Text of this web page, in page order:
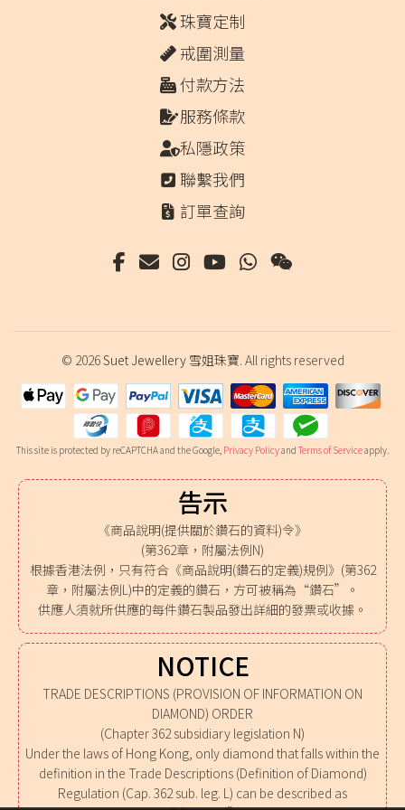
珠寶定制
戒圍測量
付款方法
服務條款
私隱政策
聯繫我們
訂單查詢
© 2026Suet Jewellery 雪姐珠寶. All rights reserved
This site is protected by reCAPTCHA and the Google, Privacy Policyand Terms of Serviceapply.
告示
《商品說明(提供關於鑽石的資料)令》
(第362章，附屬法例N)
根據香港法例，只有符合《商品說明(鑽石的定義)規例》(第362
章，附屬法例L)中的定義的鑽石，方可被稱為“鑽石”。
供應人須就所供應的每件鑽石製品發出詳細的發票或收據。
NOTICE
TRADE DESCRIPTIONS (PROVISION OF INFORMATION ON
DIAMOND) ORDER
(Chapter 362 subsidiary legislation N)
Under the laws of Hong Kong, only diamond that falls within the
definition in the Trade Descriptions (Definition of Diamond)
Regulation (Cap. 362 sub. leg. L) can be described as